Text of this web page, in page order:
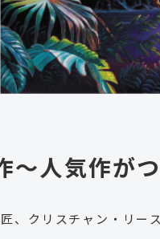
～人気作が
、クリスチャン・リー